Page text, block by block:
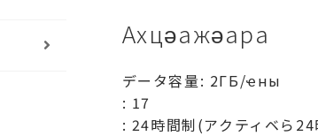
Ахцәажәара
データ容量: 2ГБ/ҽны
: 17
: 24時間制(アクティベら